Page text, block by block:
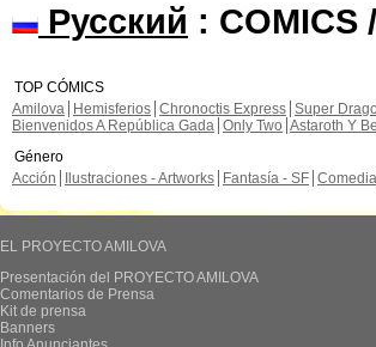
Русский : COMICS
TOP CÓMICS
Amilova
Hemisferios Chronoctis Express Super
Bienvenidos A República Gada Only Two Astaroth Y
Género
Acción
Ilustraciones - Artworks Fantasía - SF Comedia
EL PROYECTO AMILOVA
Presentación del PROYECTO AMILOVA
Comentarios de Prensa
Kit de prensa
Banners